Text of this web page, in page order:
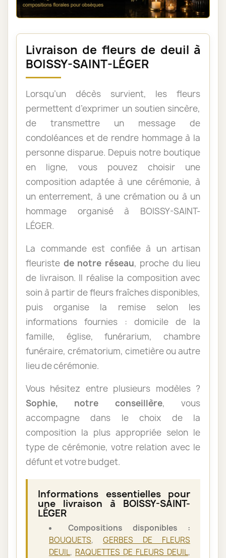
Livraison de fleurs de deuil à
BOISSY-SAINT-LÉGER
Lorsqu’un décès survient, les fleurs
permettent d’exprimer un soutien sincère,
de transmettre un message de
condoléances et de rendre hommage à la
personne disparue. Depuis notre boutique
en ligne, vous pouvez choisir une
composition adaptée à une cérémonie, à
un enterrement, à une crémation ou à un
hommage organisé à BOISSY-SAINT-
LÉGER.
La commande est confiée à un artisan
fleuriste de notre réseau, proche du lieu
de livraison. Il réalise la composition avec
soin à partir de fleurs fraîches disponibles,
puis organise la remise selon les
informations fournies : domicile de la
famille, église, funérarium, chambre
funéraire, crématorium, cimetière ou autre
lieu de cérémonie.
Vous hésitez entre plusieurs modèles ?
Sophie, notre conseillère, vous
accompagne dans le choix de la
composition la plus appropriée selon le
type de cérémonie, votre relation avec le
défunt et votre budget.
Informations essentielles pour
une livraison à BOISSY-SAINT-
LÉGER
Compositions disponibles :
BOUQUETS, GERBES DE FLEURS
DEUIL, RAQUETTES DE FLEURS DEUIL,